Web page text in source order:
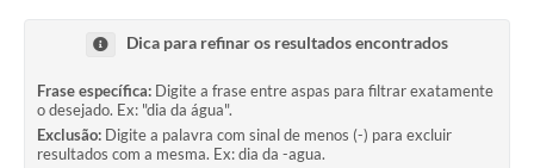
Dica para refinar os resultados encontrados
Frase específica: Digite a frase entre aspas para filtrar exatamente
o desejado. Ex: "dia da água".
Exclusão: Digite a palavra com sinal de menos (-) para excluir
resultados com a mesma. Ex: dia da -agua.